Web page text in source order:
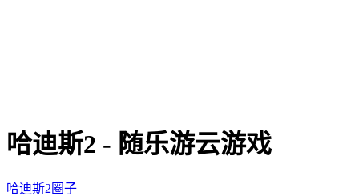
哈迪斯2 - 随乐游云游戏
哈迪斯2圈子